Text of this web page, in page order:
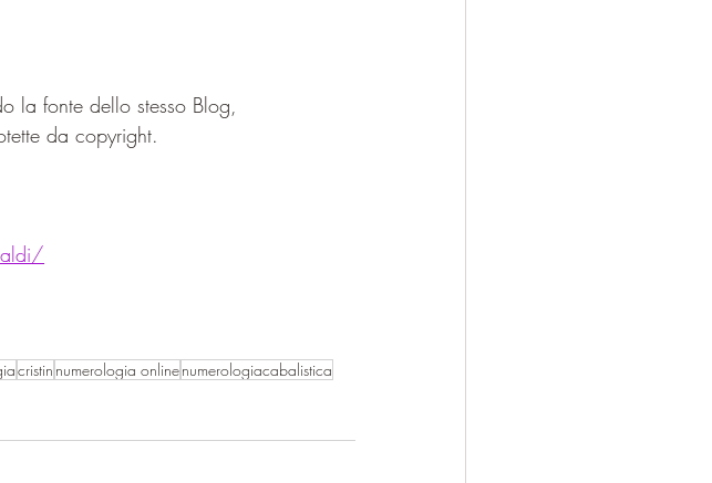
la fonte dello stesso Blog,
da copyright.
cristin numerologia onlinenumerologiacabalistica